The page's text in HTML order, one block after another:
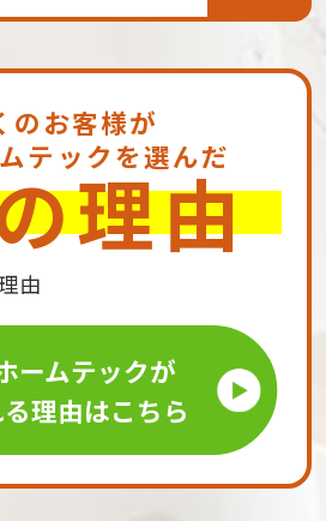
のお客様が
テックを選んだ
理由
ームテックが
理由はこちら